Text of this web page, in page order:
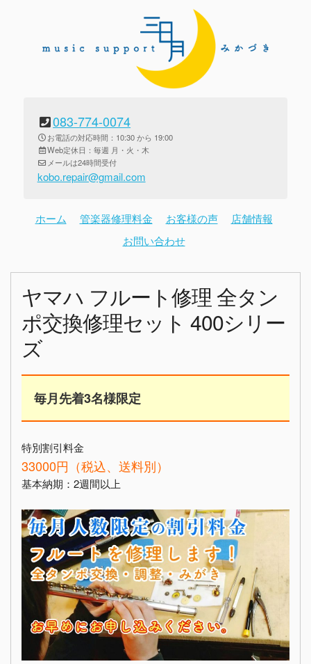
083-774-0074
お電話の対応時間：10:30 から 19:00
Web定休日：毎週 月・火・木
メールは24時間受付
kobo.repair@gmail.com
ホーム 管楽器修理料金 お客様の声
店舗情報
お問い合わせ
ヤマハ フルート修理 全タン
ポ交換修理セット 400シリー
ズ
毎月先着3名様限定
特別割引料金
33000円（税込、送料別）
基本納期：2週間以上